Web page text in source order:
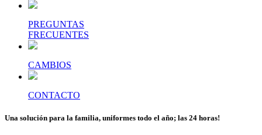
PREGUNTAS
FRECUENTES
CAMBIOS
CONTACTO
Una solución para la familia, uniformes todo el año; las 24 horas!